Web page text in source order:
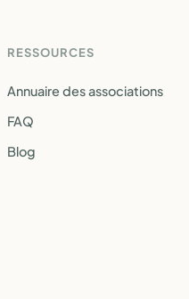
RESSOURCES
Annuaire des associations
FAQ
Blog